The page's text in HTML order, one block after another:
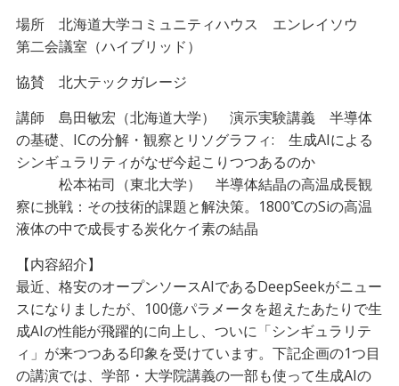
場所 北海道大学コミュニティハウス エンレイソウ
第二会議室（ハイブリッド）
協賛 北大テックガレージ
講師 島田敏宏（北海道大学） 演示実験講義 半導体
の基礎、ICの分解・観察とリソグラフィ: 生成AIによる
シンギュラリティがなぜ今起こりつつあるのか
松本祐司（東北大学） 半導体結晶の高温成長観
察に挑戦：その技術的課題と解決策。1800℃のSiの高温
液体の中で成長する炭化ケイ素の結晶
【内容紹介】
最近、格安のオープンソースAIであるDeepSeekがニュー
スになりましたが、100億パラメータを超えたあたりで生
成AIの性能が飛躍的に向上し、ついに「シンギュラリテ
ィ」が来つつある印象を受けています。下記企画の1つ目
の講演では、学部・大学院講義の一部も使って生成AIの